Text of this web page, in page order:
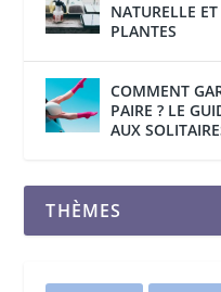
NATURELLE
PLANTES
COMMENT
PAIRE ? LE
AUX
THÈMES